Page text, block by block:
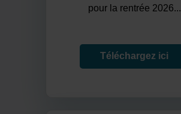
pour la rentrée 2026...
Téléchargez ici